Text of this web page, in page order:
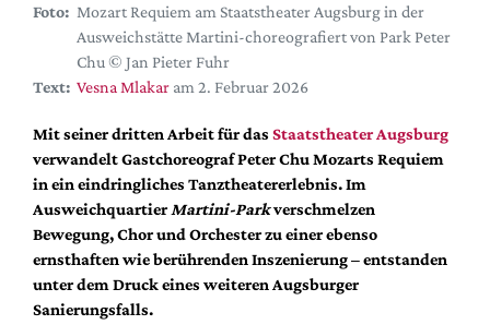
Premierensuche
Festival-Planer
Hefte
Alle Hefte
Leseproben
Podcast
Service
Shop / Abo
Newsletter
Foto: Mozart Requiem am Staatstheater Augsburg in der
Ausweichstätte Martini-choreografiert von Park Peter
Chu © Jan Pieter Fuhr
Text: Vesna Mlakar am 2. Februar 2026
Mit seiner dritten Arbeit für das Staatstheater Augsburg
verwandelt Gastchoreograf Peter Chu Mozarts Requiem
in ein eindringliches Tanztheatererlebnis. Im
Ausweichquartier Martini-Parkverschmelzen
Bewegung, Chor und Orchester zu einer ebenso
ernsthaften wie berührenden Inszenierung – entstanden
unter dem Druck eines weiteren Augsburger
Sanierungsfalls.